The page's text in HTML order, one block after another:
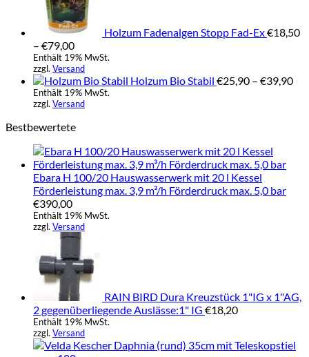
Holzum Fadenalgen Stopp Fad-Ex€18,50
– €79,00Preisspanne:
€18,50
bis
€79,00
Enthält 19% MwSt.
zzgl. Versand
Holzum Bio Stabil €25,90 – €39,90
Enthält 19% MwSt.
zzgl. Versand
Bestbewertete
Ebara H 100/20 Hauswasserwerk mit 20 l Kessel
Förderleistung max. 3,9 m³/h Förderdruck max. 5,0 bar
€390,00
Enthält 19% MwSt.
zzgl. Versand
RAIN BIRD Dura Kreuzstück 1"IG x 1"AG,
2 gegenüberliegende Auslässe:1" IG €18,20
Enthält 19% MwSt.
zzgl. Versand